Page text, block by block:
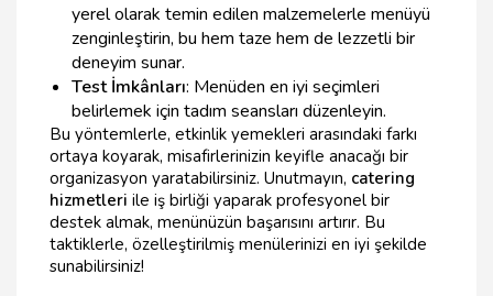
yerel olarak temin edilen malzemelerle menüyü
zenginleştirin, bu hem taze hem de lezzetli bir
deneyim sunar.
Test İmkânları: Menüden en iyi seçimleri
belirlemek için tadım seansları düzenleyin.
Bu yöntemlerle, etkinlik yemekleri arasındaki farkı
ortaya koyarak, misafirlerinizin keyifle anacağı bir
organizasyon yaratabilirsiniz. Unutmayın, catering
hizmetleri ile iş birliği yaparak profesyonel bir
destek almak, menünüzün başarısını artırır. Bu
taktiklerle, özelleştirilmiş menülerinizi en iyi şekilde
sunabilirsiniz!